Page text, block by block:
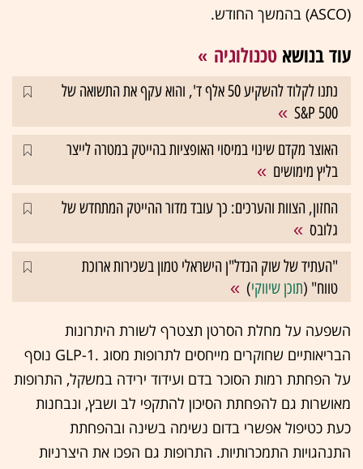
(ASCO) בהמשך החודש.
עוד בנושא טכנולוגיה
נתנו לקלוד להשקיע 50 אלף ד', והוא עקף את התשואה של
S&P 500
האוצר מקדם שינוי במיסוי האופציות בהייטק במטרה לייצר
בליץ מימושים
החזון, הצוות והערכים: כך עובד מדור ההייטק המתחדש של
גלובס
"העתיד של שוק הנדל"ן הישראלי טמון בשכירות ארוכת
טווח" (תוכן שיווקי)
השפעה על מחלת הסרטן תצטרף לשורת היתרונות
הבריאותיים שחוקרים מייחסים לתרופות מסוג .GLP-1 נוסף
על הפחתת רמות הסוכר בדם ועידוד ירידה במשקל, התרופות
מאושרות גם להפחתת הסיכון להתקפי לב ושבץ, ונבחנות
כעת כטיפול אפשרי בדום נשימה בשינה ובהפחתת
התנהגויות התמכרותיות. התרופות גם הפכו את היצרניות